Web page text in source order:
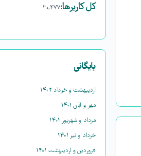
کل کاربرها:۳۰,۴۷۷
بایگانی
اردیبهشت و خرداد ۱۴۰۲
مهر و آبان ۱۴۰۱
مرداد و شهریور ۱۴۰۱
خرداد و تیر ۱۴۰۱
فروردین و اردیبهشت ۱۴۰۱